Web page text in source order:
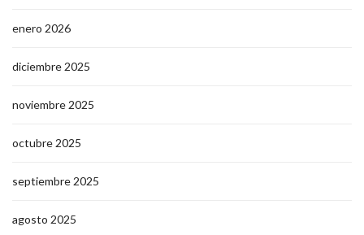
enero 2026
diciembre 2025
noviembre 2025
octubre 2025
septiembre 2025
agosto 2025